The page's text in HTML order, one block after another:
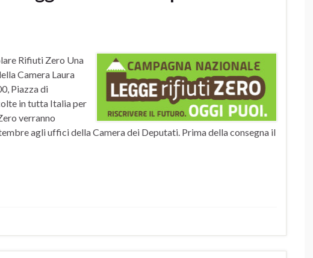
Rifiuti Zero Una
Camera Laura
Piazza di
in tutta Italia per
verranno
agli uffici della Camera dei Deputati. Prima della consegna il